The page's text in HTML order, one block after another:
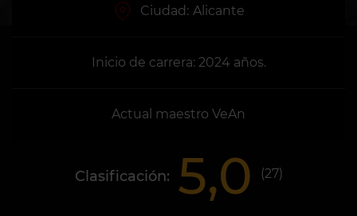
Ciudad: Alicante
Inicio de carrera: 2024 años.
Actual maestro VeAn
Clasificación: 5,0 (27)